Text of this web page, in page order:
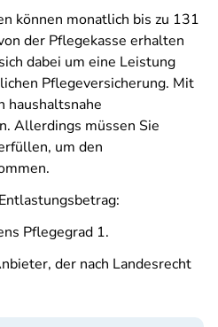
können monatlich bis zu 131
der Pflegekasse erhalten
dabei um eine Leistung
Pflegeversicherung. Mit
haushaltsnahe
Allerdings müssen Sie
um den
Pflegegrad 1.
der nach Landesrecht